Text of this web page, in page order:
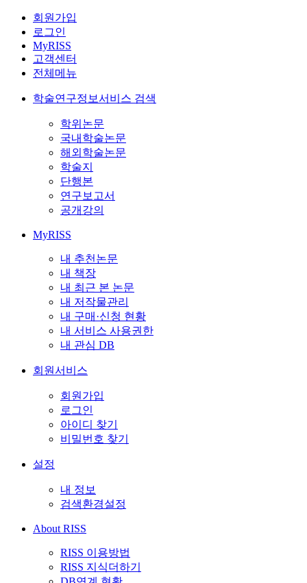
회원가입
로그인
MyRISS
고객센터
전체메뉴
학술연구정보서비스 검색
학위논문
국내학술논문
해외학술논문
학술지
단행본
연구보고서
공개강의
MyRISS
내 추천논문
내 책장
내 최근 본 논문
내 저작물관리
내 구매·신청 현황
내 서비스 사용권한
내 관심 DB
회원서비스
회원가입
로그인
아이디 찾기
비밀번호 찾기
설정
내 정보
검색환경설정
About RISS
RISS 이용방법
RISS 지식더하기